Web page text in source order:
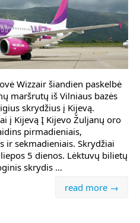
Wizzair šiandien paskelbė
maršrutų iš Vilniaus bazės
skrydžius į Kijevą.
į Kijevą Į Kijevo Žuljanų oro
pirmadieniais,
ir sekmadieniais. Skrydžiai
5 dienos. Lėktuvų bilietų
skrydis ...
read more →